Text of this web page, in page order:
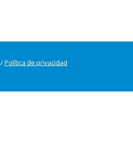
/Política de privacidad